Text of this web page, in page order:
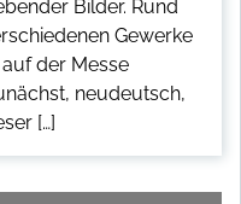
Bilder. Rund
Gewerke
der Messe
neudeutsch,
[…]